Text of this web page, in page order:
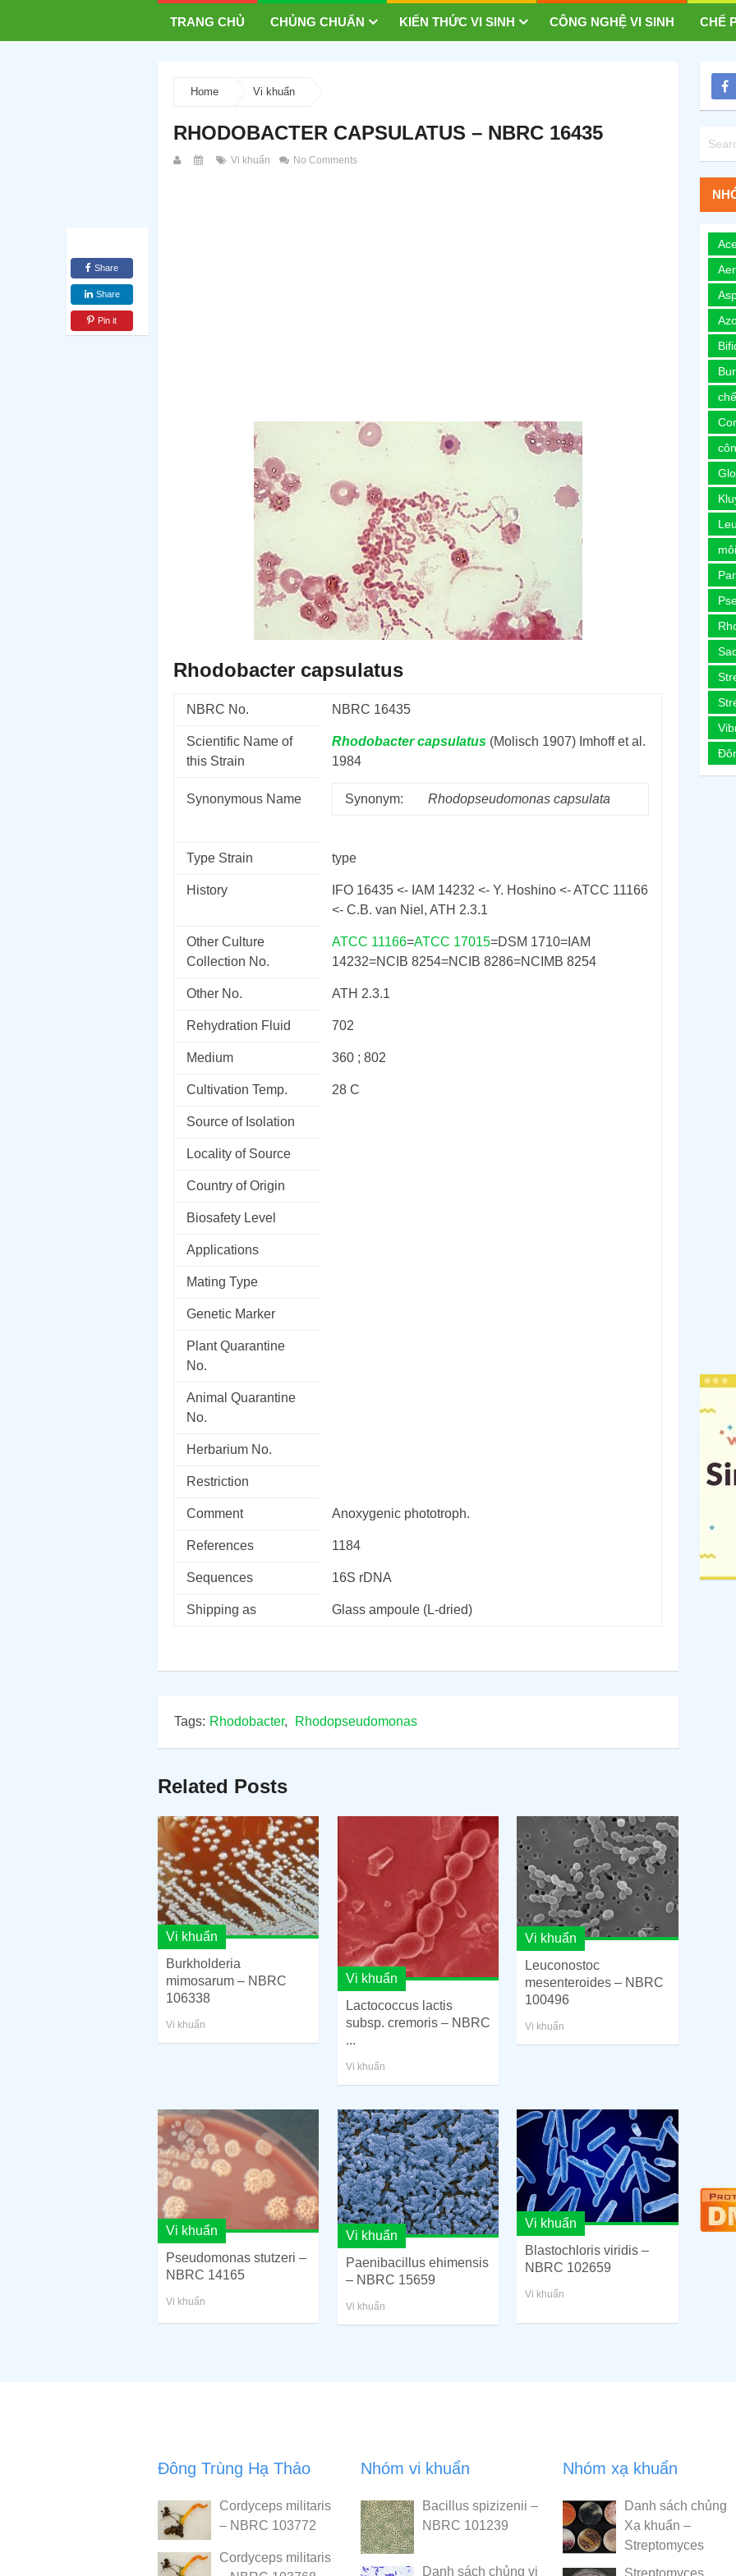
TRANG CHỦ CHỦNG CHUẨN KIẾN THỨC VI SINH CÔNG NGHỆ VI SINH CHẾ
Home Vi khuẩn
RHODOBACTER CAPSULATUS – NBRC 16435
Vi khuẩn No Comments
Share
Share
Pin it
Rhodobacter capsulatus
NBRC No. NBRC 16435
Scientific Name of
this Strain
Rhodobacter capsulatus (Molisch 1907) Imhoff et al.
1984
Synonymous Name Synonym: Rhodopseudomonas capsulata
Type Strain type
History
IFO 16435 <- IAM 14232 <- Y. Hoshino <- ATCC 11166
<- C.B. van Niel, ATH 2.3.1
Other Culture
Collection No.
ATCC 11166=ATCC 17015=DSM 1710=IAM
14232=NCIB 8254=NCIB 8286=NCIMB 8254
Other No. ATH 2.3.1
Rehydration Fluid 702
Medium 360 ; 802
Cultivation Temp. 28 C
Source of Isolation
Locality of Source
Country of Origin
Biosafety Level
Applications
Mating Type
Genetic Marker
Plant Quarantine
No.
Animal Quarantine
No.
Herbarium No.
Restriction
Comment Anoxygenic phototroph.
References 1184
Sequences 16S rDNA
Shipping as Glass ampoule (L-dried)
Tags: Rhodobacter, Rhodopseudomonas
Related Posts
Vi khuẩn
Burkholderia
mimosarum – NBRC
106338
Vi khuẩn
Vi khuẩn
Lactococcus lactis
subsp. cremoris – NBRC
...
Vi khuẩn
Vi khuẩn
Leuconostoc
mesenteroides – NBRC
100496
Vi khuẩn
Vi khuẩn
Pseudomonas stutzeri –
NBRC 14165
Vi khuẩn
Vi khuẩn
Paenibacillus ehimensis
– NBRC 15659
Vi khuẩn
Vi khuẩn
Blastochloris viridis –
NBRC 102659
Vi khuẩn
Đông Trùng Hạ Thảo
Cordyceps militaris
– NBRC 103772
Cordyceps militaris
Nhóm vi khuẩn
Bacillus spizizenii –
NBRC 101239
Danh sách chủng vi
Nhóm xạ khuẩn
Danh sách chủng
Xạ khuẩn –
Streptomyces